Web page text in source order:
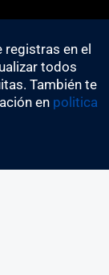
en el
todos
También te
en politica